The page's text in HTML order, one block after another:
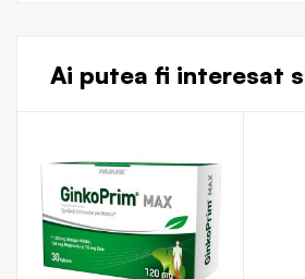
Ai putea fi interesat